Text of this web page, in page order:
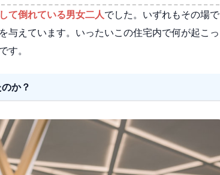
て倒れている男女二人でした。いずれもその場で
与えています。いったいこの住宅内で何が起こっ
。
か？